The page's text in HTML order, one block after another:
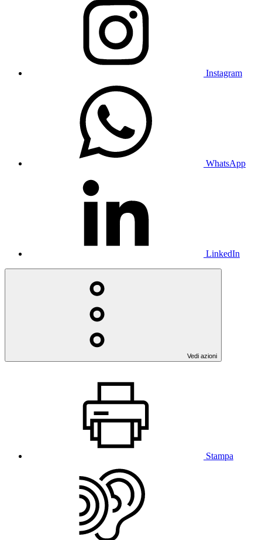
Instagram
WhatsApp
LinkedIn
Vedi azioni
Stampa